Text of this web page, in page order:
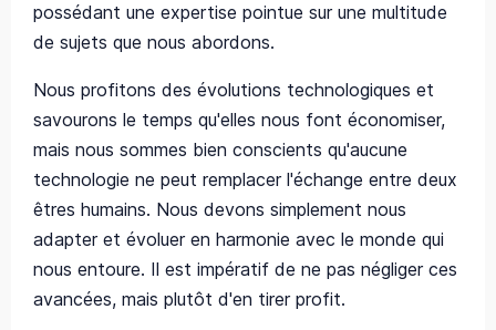
possédant une expertise pointue sur une multitude
de sujets que nous abordons.
Nous profitons des évolutions technologiques et
savourons le temps qu'elles nous font économiser,
mais nous sommes bien conscients qu'aucune
technologie ne peut remplacer l'échange entre deux
êtres humains. Nous devons simplement nous
adapter et évoluer en harmonie avec le monde qui
nous entoure. Il est impératif de ne pas négliger ces
avancées, mais plutôt d'en tirer profit.